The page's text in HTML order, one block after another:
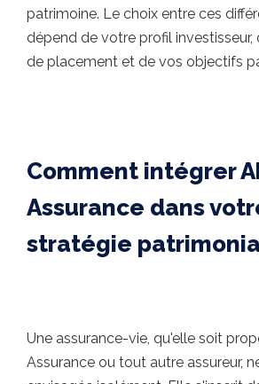
patrimoine. Le choix entre ces
dépend de votre profil investisseur,
de placement et de vos objectifs
Comment intégrer
Assurance dans
stratégie
Une assurance-vie, qu'elle soit
Assurance ou tout autre assureur,